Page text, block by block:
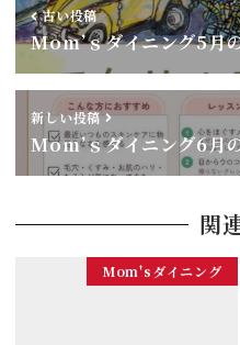
古い投稿
Mom’ｓダイニング5月
新しい投稿
Mom’ｓダイニング6月
関
Mom'sダイニング